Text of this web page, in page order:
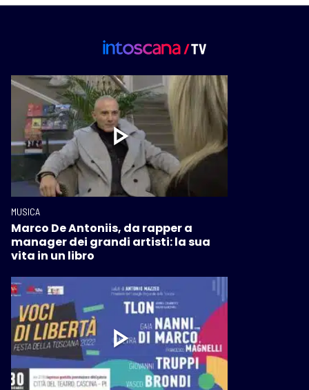
MUSICA
Marco De Antoniis, da rapper a
manager dei grandi artisti: la sua
vita in un libro